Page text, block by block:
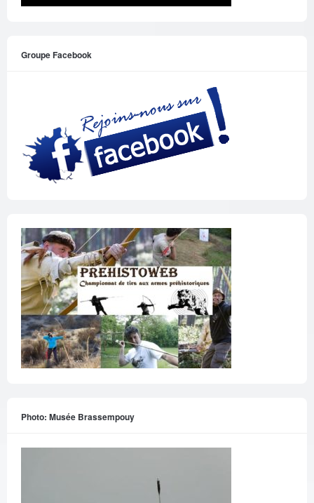
Groupe Facebook
Photo: Musée Brassempouy